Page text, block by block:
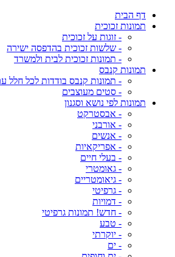
דף הבית
תמונות זכוכית
- זוגות על זכוכית
- שלשות זכוכית בהדפסה ישירה
- תמונות זכוכית לבית ולמשרד
תמונות קנבס
- תמונות קנבס בודדות לכל חלל
- סטים מעוצבים
תמונות לפי נושא וסגנון
- אבסטרקט
- אורבני
- אנשים
- אפריקאיות
- בעלי חיים
- גאומטרי
- גיאומטריים
- גרפיטי
- דמויות
- חדש! תמונות גרפיטי
- טבע
- יוקרתי
- ים